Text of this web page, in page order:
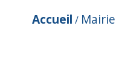
Accueil / Mairie